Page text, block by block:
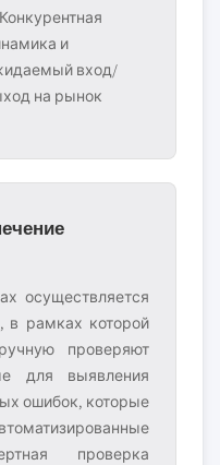
и
вход/
на рынок
осуществляется
в рамках которой
проверяют
для выявления
ошибок, которые
проверка